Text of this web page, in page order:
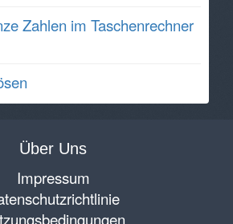
Zahlen im Taschenrechner
Über Uns
Impressum